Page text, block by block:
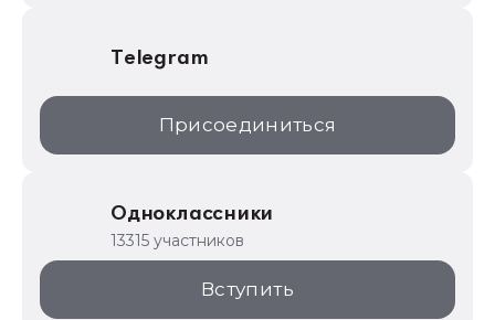
Telegram
Присоединиться
Одноклассники
13315 участников
Вступить